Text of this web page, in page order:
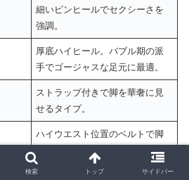
細いピンヒールでセクシーさを
強調。
厚底ハイヒール。バブル期の派
手でゴージャスな足元に最適。
ストラップ付きで脚を華奢に見
せるタイプ。
ハイウエスト位置のベルトで脚
太いベルト。
検索 トップ サイドバー